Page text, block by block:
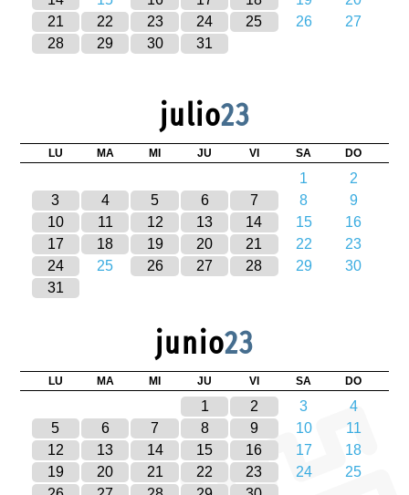
21
22 23 24 25 26
27
28
29 30 31
julio23
LU MA MI JU VI SA DO
1
2
3
4 5 6 7 8
9
10
11 12 13 14 15
16
17
18 19 20 21 22
23
24
25 26 27 28 29
30
31
junio23
LU MA MI JU VI SA DO
1 2 3
4
5
6 7 8 9 10
11
12
13 14 15 16 17
18
19
20 21 22 23 24
25